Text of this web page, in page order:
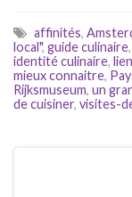
affinités,
local", guide culinaire,
identité culinaire,
mieux connaitre,
Rijksmuseum, un
de cuisiner, visites-